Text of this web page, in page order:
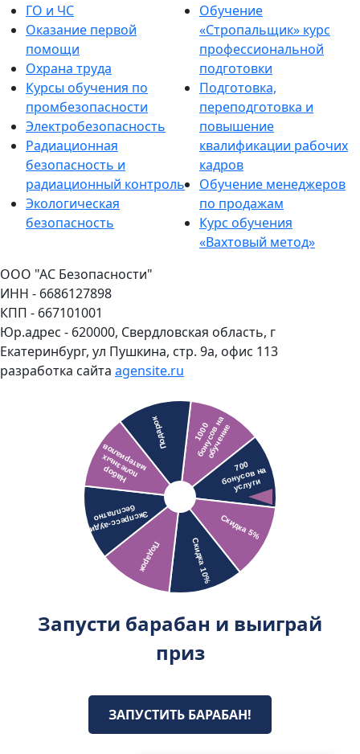
ГО и ЧС
Оказание первой
помощи
Охрана труда
Курсы обучения по
промбезопасности
Электробезопасность
Радиационная
безопасность и
радиационный контроль
Экологическая
безопасность
Обучение
«Стропальщик» курс
профессиональной
подготовки
Подготовка,
переподготовка и
повышение
квалификации рабочих
кадров
Обучение менеджеров
по продажам
Курс обучения
«Вахтовый метод»
ООО "АС Безопасности"
ИНН - 6686127898
КПП - 667101001
Юр.адрес - 620000, Свердловская область, г
Екатеринбург, ул Пушкина, стр. 9а, офис 113
разработка сайта agensite.ru
Запусти барабан и выиграй
приз
ЗАПУСТИТЬ БАРАБАН!